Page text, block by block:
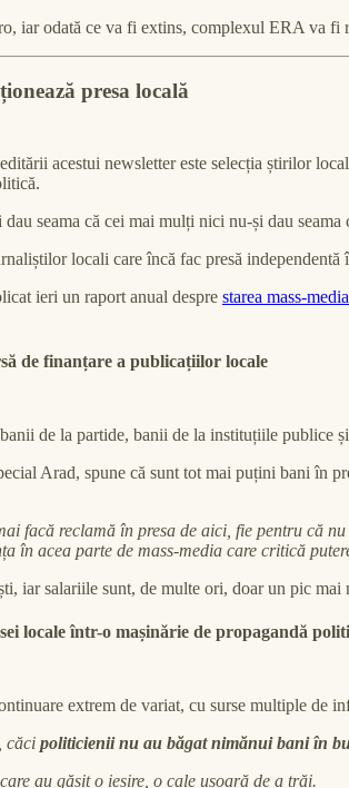
iar odată ce va fi extins, complexul ERA va fi
presa locală
acestui newsletter este selecția știrilor
seama că cei mai mulți nici nu-și dau
locali care încă fac presă independentă
ieri un raport anual despre starea mass-
de finanțare a publicațiilor locale
de la partide, banii de la instituțiile publice
Arad, spune că sunt tot mai puțini bani în
facă reclamă în presa de aici, fie pentru că
în acea parte de mass-media care critică
iar salariile sunt, de multe ori, doar un pic mai
locale într-o mașinărie de propagandă
extrem de variat, cu surse multiple de
căci politicienii nu au băgat nimănui bani în
au găsit o ieșire, o cale ușoară de a trăi.